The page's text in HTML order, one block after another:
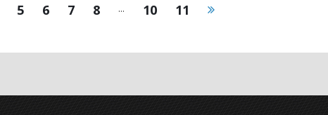
5 6 7 8 ... 10 11